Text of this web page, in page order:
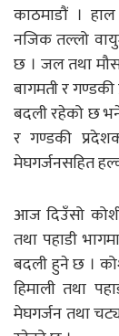
काठमाडौं ।
नजिक तल्लो
छ । जल तथा
बागमती र
बदली रहेको छ
र गण्डकी
मेघगर्जनसहित
आज दिउँसो
तथा पहाडी
बदली हुने छ ।
हिमाली तथा
मेघगर्जन तथा